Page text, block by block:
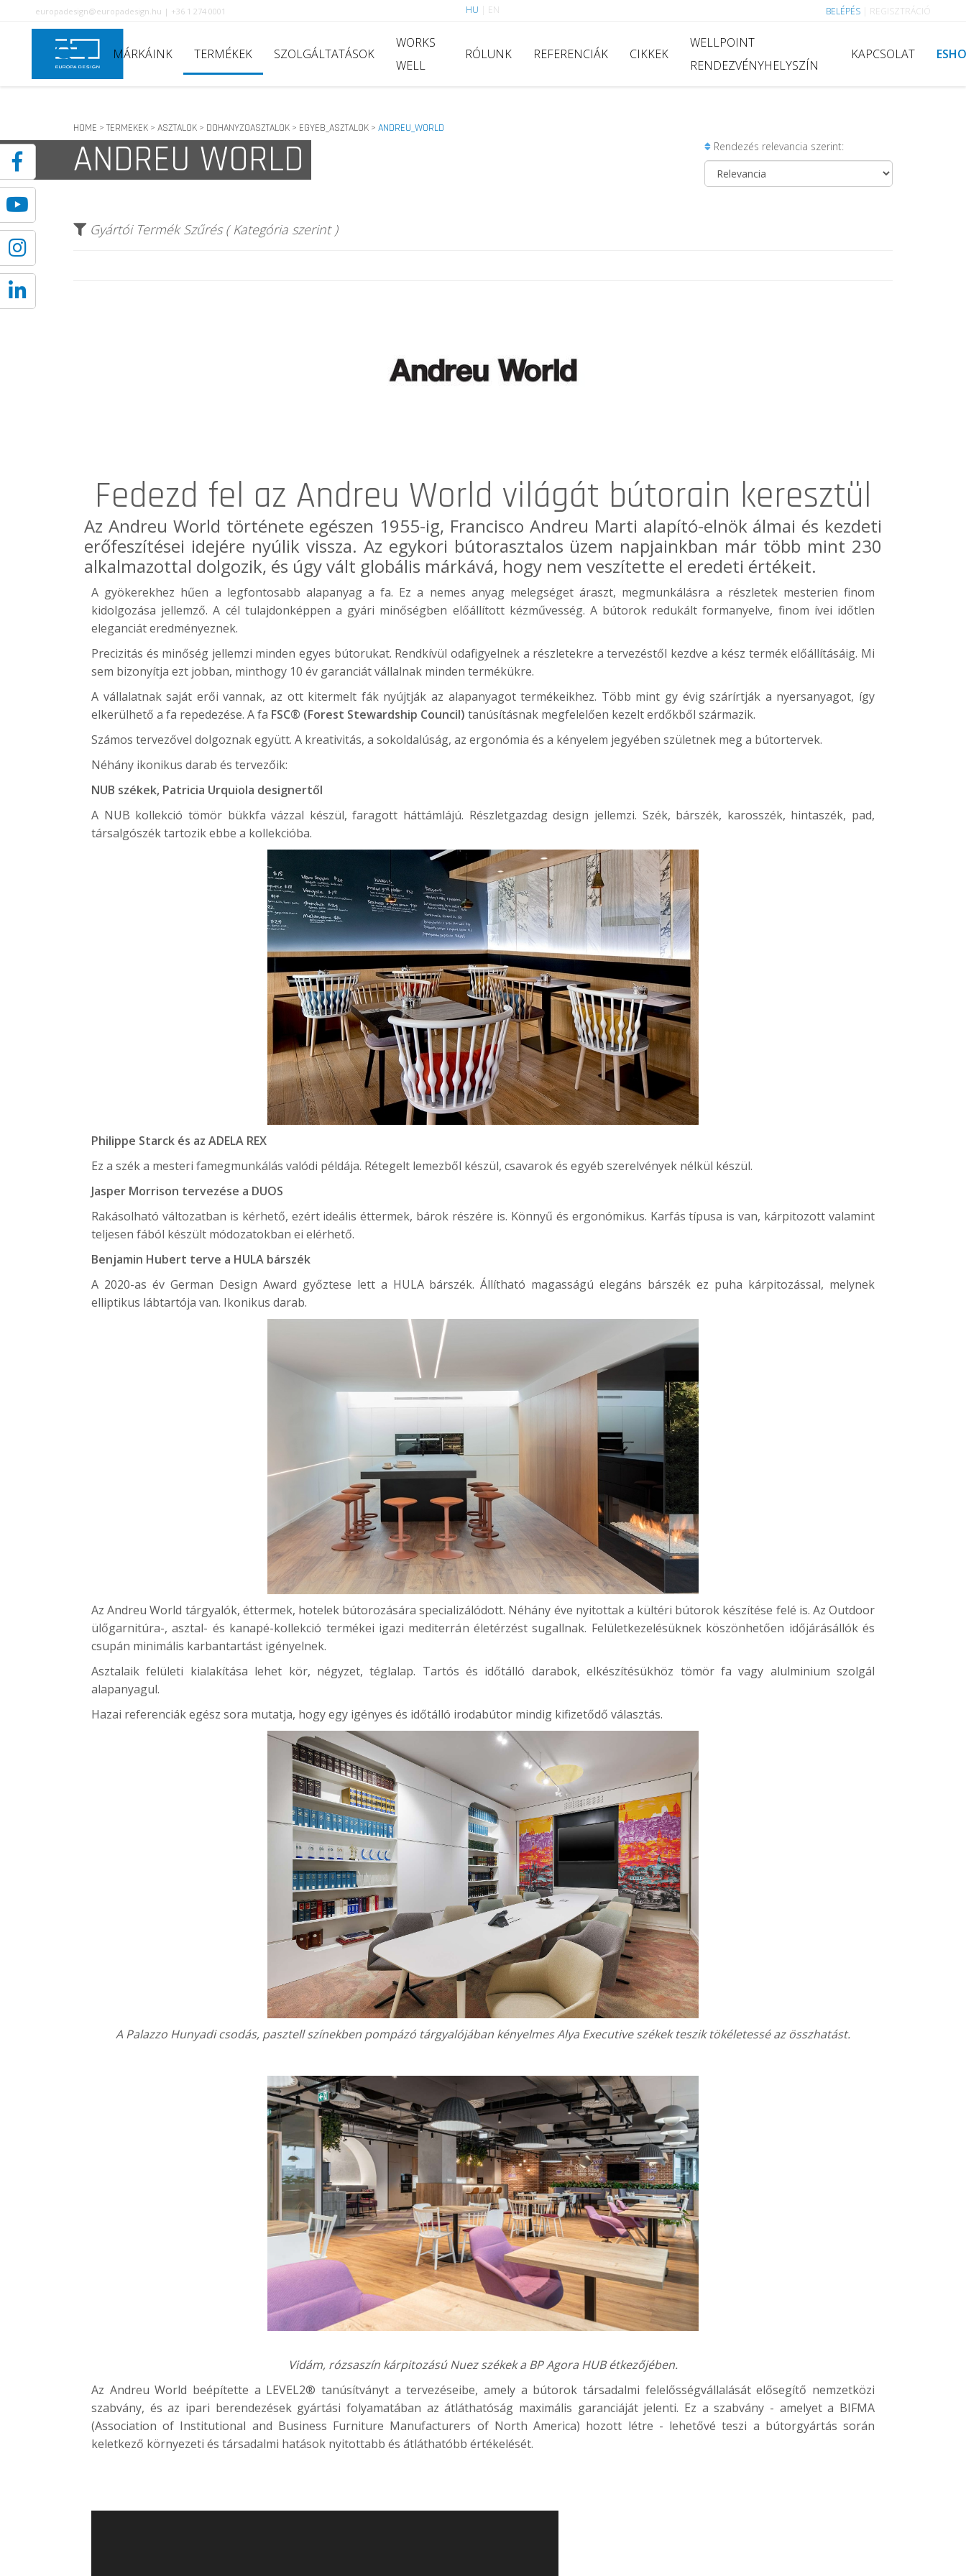
europadesign@europadesign.hu | +36 1 274 0001 HU EN BELÉPÉS REGISZTRÁCIÓ
MÁRKÁINK TERMÉKEK SZOLGÁLTATÁSOK
WORKS
WELL
RÓLUNK REFERENCIÁK CIKKEK
WELLPOINT
RENDEZVÉNYHELYSZÍN
KAPCSOLAT
HOME > TERMEKEK > ASZTALOK > DOHANYZOASZTALOK > EGYEB_ASZTALOK > ANDREU_WORLD
ANDREU WORLD Rendezés relevancia szerint:
Gyártói Termék Szűrés ( Kategória szerint )
Fedezd fel az Andreu World világát bútorain keresztül
Az Andreu World története egészen 1955-ig, Francisco Andreu Marti alapító-elnök álmai és kezdeti
erőfeszítései idejére nyúlik vissza. Az egykori bútorasztalos üzem napjainkban már több mint 230
alkalmazottal dolgozik, és úgy vált globális márkává, hogy nem veszítette el eredeti értékeit.
A gyökerekhez hűen a legfontosabb alapanyag a fa. Ez a nemes anyag melegséget áraszt, megmunkálásra a részletek mesterien finom
kidolgozása jellemző. A cél tulajdonképpen a gyári minőségben előállított kézművesség. A bútorok redukált formanyelve, finom ívei időtlen
eleganciát eredményeznek.
Precizitás és minőség jellemzi minden egyes bútorukat. Rendkívül odafigyelnek a részletekre a tervezéstől kezdve a kész termék előállításáig. Mi
sem bizonyítja ezt jobban, minthogy 10 év garanciát vállalnak minden termékükre.
A vállalatnak saját erői vannak, az ott kitermelt fák nyújtják az alapanyagot termékeikhez. Több mint gy évig szárírtják a nyersanyagot, így
elkerülhető a fa repedezése. A fa FSC® (Forest Stewardship Council) tanúsításnak megfelelően kezelt erdőkből származik.
Számos tervezővel dolgoznak együtt. A kreativitás, a sokoldalúság, az ergonómia és a kényelem jegyében születnek meg a bútortervek.
Néhány ikonikus darab és tervezőik:
NUB székek, Patricia Urquiola designertől
A NUB kollekció tömör bükkfa vázzal készül, faragott háttámlájú. Részletgazdag design jellemzi. Szék, bárszék, karosszék, hintaszék, pad,
társalgószék tartozik ebbe a kollekcióba.
Philippe Starck és az ADELA REX
Ez a szék a mesteri famegmunkálás valódi példája. Rétegelt lemezből készül, csavarok és egyéb szerelvények nélkül készül.
Jasper Morrison tervezése a DUOS
Rakásolható változatban is kérhető, ezért ideális éttermek, bárok részére is. Könnyű és ergonómikus. Karfás típusa is van, kárpitozott valamint
teljesen fából készült módozatokban ei elérhető.
Benjamin Hubert terve a HULA bárszék
A 2020-as év German Design Award győztese lett a HULA bárszék. Állítható magasságú elegáns bárszék ez puha kárpitozással, melynek
elliptikus lábtartója van. Ikonikus darab.
Az Andreu World tárgyalók, éttermek, hotelek bútorozására specializálódott. Néhány éve nyitottak a kültéri bútorok készítése felé is. Az Outdoor
ülőgarnitúra-, asztal- és kanapé-kollekció termékei igazi mediterrán életérzést sugallnak. Felületkezelésüknek köszönhetően időjárásállók és
csupán minimális karbantartást igényelnek.
Asztalaik felületi kialakítása lehet kör, négyzet, téglalap. Tartós és időtálló darabok, elkészítésükhöz tömör fa vagy alulminium szolgál
alapanyagul.
Hazai referenciák egész sora mutatja, hogy egy igényes és időtálló irodabútor mindig kifizetődő választás.
A Palazzo Hunyadicsodás, pasztell színekben pompázó tárgyalójában kényelmes Alya Executive székek teszik tökéletessé az összhatást.
Vidám, rózsaszín kárpitozású Nuez székek a BP Agora HUBétkezőjében.
Az Andreu World beépítette a LEVEL2® tanúsítványt a tervezéseibe, amely a bútorok társadalmi felelősségvállalását elősegítő nemzetközi
szabvány, és az ipari berendezések gyártási folyamatában az átláthatóság maximális garanciáját jelenti. Ez a szabvány - amelyet a BIFMA
(Association of Institutional and Business Furniture Manufacturers of North America) hozott létre - lehetővé teszi a bútorgyártás során
keletkező környezeti és társadalmi hatások nyitottabb és átláthatóbb értékelését.